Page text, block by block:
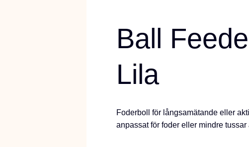
Ball
Lila
Foderboll för långsamätande eller
anpassat för foder eller mindre tussar